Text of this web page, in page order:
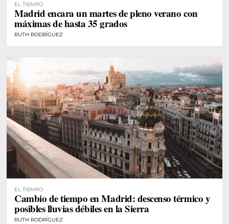
EL TIEMPO
Madrid encara un martes de pleno verano con
máximas de hasta 35 grados
RUTH RODRÍGUEZ
EL TIEMPO
Cambio de tiempo en Madrid: descenso térmico y
posibles lluvias débiles en la Sierra
RUTH RODRÍGUEZ